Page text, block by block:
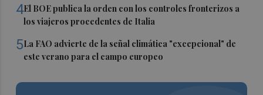
4El BOE publica la orden con los controles fronterizos a
los viajeros procedentes de Italia
5La FAO advierte de la señal climática "excepcional" de
este verano para el campo europeo